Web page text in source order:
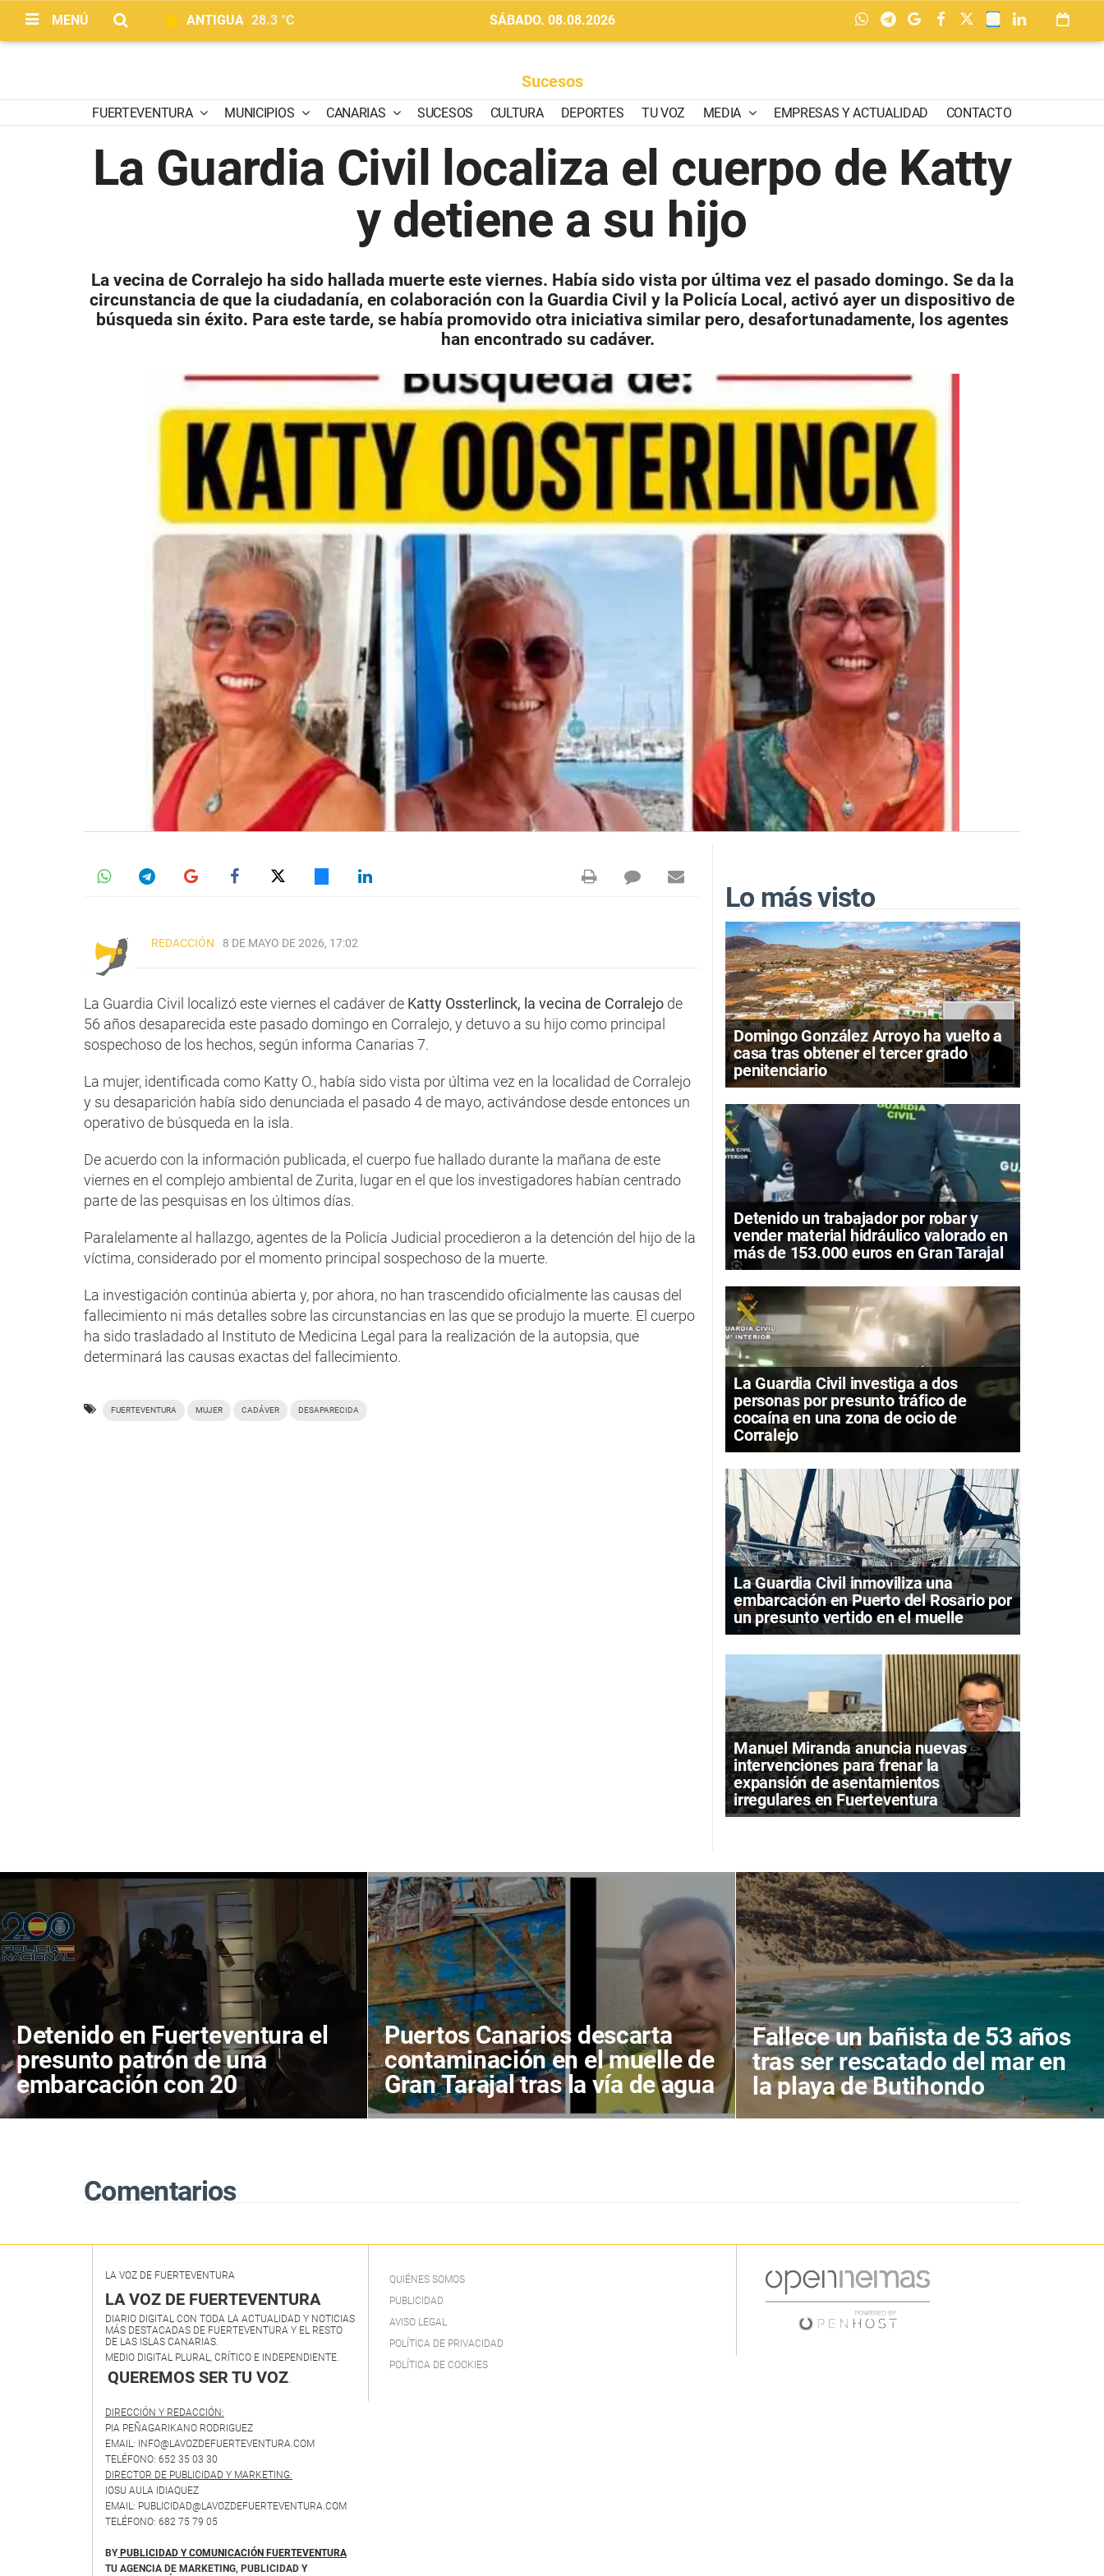
MENÚ ANTIGUA 28.3 °C SÁBADO. 08.08.2026
Sucesos
FUERTEVENTURA MUNICIPIOS CANARIAS SUCESOS CULTURA DEPORTES TU VOZ MEDIA EMPRESAS Y ACTUALIDAD CONTACTO
La Guardia Civil localiza el cuerpo de Katty
y detiene a su hijo
La vecina de Corralejo ha sido hallada muerte este viernes. Había sido vista por última vez el pasado domingo. Se da la
circunstancia de que la ciudadanía, en colaboración con la Guardia Civil y la Policía Local, activó ayer un dispositivo de
búsqueda sin éxito. Para este tarde, se había promovido otra iniciativa similar pero, desafortunadamente, los agentes
han encontrado su cadáver.
REDACCIÓN 8 DE MAYO DE 2026, 17:02
La Guardia Civil localizó este viernes el cadáver de Katty Ossterlinck, la vecina de Corralejo de
56 años desaparecida este pasado domingo en Corralejo, y detuvo a su hijo como principal
sospechoso de los hechos, según informa Canarias 7.
La mujer, identificada como Katty O., había sido vista por última vez en la localidad de Corralejo
y su desaparición había sido denunciada el pasado 4 de mayo, activándose desde entonces un
operativo de búsqueda en la isla.
De acuerdo con la información publicada, el cuerpo fue hallado durante la mañana de este
viernes en el complejo ambiental de Zurita, lugar en el que los investigadores habían centrado
parte de las pesquisas en los últimos días.
Paralelamente al hallazgo, agentes de la Policía Judicial procedieron a la detención del hijo de la
víctima, considerado por el momento principal sospechoso de la muerte.
La investigación continúa abierta y, por ahora, no han trascendido oficialmente las causas del
fallecimiento ni más detalles sobre las circunstancias en las que se produjo la muerte. El cuerpo
ha sido trasladado al Instituto de Medicina Legal para la realización de la autopsia, que
determinará las causas exactas del fallecimiento.
FUERTEVENTURA MUJER CADÁVER DESAPARECIDA
Lo más visto
Domingo González Arroyo ha vuelto a
casa tras obtener el tercer grado
penitenciario
Detenido un trabajador por robar y
vender material hidráulico valorado en
más de 153.000 euros en Gran Tarajal
La Guardia Civil investiga a dos
personas por presunto tráfico de
cocaína en una zona de ocio de
Corralejo
La Guardia Civil inmoviliza una
embarcación en Puerto del Rosario por
un presunto vertido en el muelle
Manuel Miranda anuncia nuevas
intervenciones para frenar la
expansión de asentamientos
irregulares en Fuerteventura
Detenido en Fuerteventura el
presunto patrón de una
embarcación con 20
migrantes a bordo
Puertos Canarios descarta
contaminación en el muelle de
Gran Tarajal tras la vía de agua
de un pesquero
Fallece un bañista de 53 años
tras ser rescatado del mar en
la playa de Butihondo
Comentarios
LA VOZ DE FUERTEVENTURA
LA VOZ DE FUERTEVENTURA
DIARIO DIGITAL CON TODA LA ACTUALIDAD Y NOTICIAS
MÁS DESTACADAS DE FUERTEVENTURA Y EL RESTO
DE LAS ISLAS CANARIAS.
MEDIO DIGITAL PLURAL, CRÍTICO E INDEPENDIENTE.
QUEREMOS SER TU VOZ
DIRECCIÓN Y REDACCIÓN:
PIA PEÑAGARIKANO RODRIGUEZ
EMAIL: INFO@LAVOZDEFUERTEVENTURA.COM
TELÉFONO: 652 35 03 30
DIRECTOR DE PUBLICIDAD Y MARKETING:
IOSU AULA IDIAQUEZ
EMAIL: PUBLICIDAD@LAVOZDEFUERTEVENTURA.COM
TELÉFONO: 682 75 79 05
BY PUBLICIDAD Y COMUNICACIÓN FUERTEVENTURA
TU AGENCIA DE MARKETING, PUBLICIDAD Y
QUIÉNES SOMOS
PUBLICIDAD
AVISO LEGAL
POLÍTICA DE PRIVACIDAD
POLÍTICA DE COOKIES